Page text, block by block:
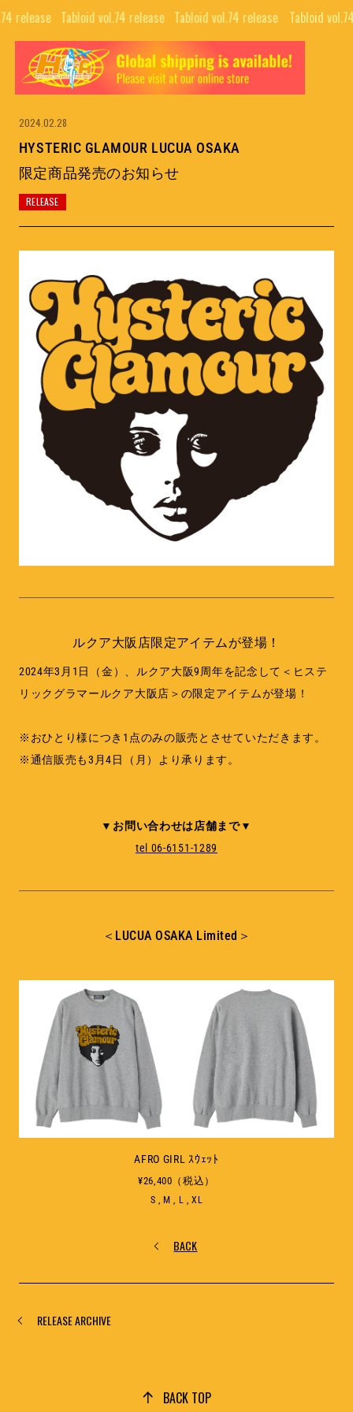
release⠀ Tabloid vol.74 release⠀ Tabloid vol.74 release⠀ Tabloid
TOP
ALL
COLLABORATIONS
EDITORIALS
INTERVIEW
GUIDE
NFT PROJECTS
H.G.A.S.
HYSTERIC BOOTLEG
TABLOID
LOOKBOOK
COMPANY
RECRUIT
CONTACT
MEMBERSHIP
PRIVACY POLICY
News
2024.02.28
HYSTERIC GLAMOUR LUCUA OSAKA
限定商品発売のお知らせ
RELEASE
ルクア大阪店限定アイテムが登場！
2024年3月1日（金）、ルクア大阪9周年を記念して＜ヒステ
リックグラマールクア大阪店＞の限定アイテムが登場！
※おひとり様につき1点のみの販売とさせていただきます。
※通信販売も3月4日（月）より承ります。
▼お問い合わせは店舗まで▼
tel 06-6151-1289
＜LUCUA OSAKA Limited＞
AFRO GIRL ｽｳｪｯﾄ
¥26,400（税込）
S , M , L , XL
BACK
RELEASE ARCHIVE
BACK TOP